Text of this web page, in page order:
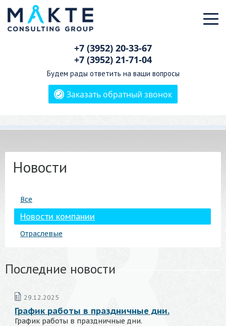
+7 (3952) 20-33-67
+7 (3952) 21-71-04
Будем рады ответить на ваши вопросы
Заказать обратный звонок
Новости
Все
Новости компании
Отраслевые
Последние новости
29.12.2025
График работы в праздничные дни.
График работы в праздничные дни.